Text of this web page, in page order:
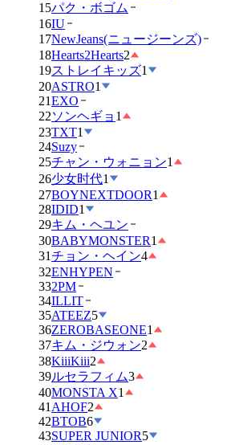
15パク・ボゴム
16IU
17NewJeans(ニュージーンズ)
18Hearts2Hearts2
19ストレイキッズ1
20ASTRO1
21EXO
22ソンヘギョ 1
23TXT1
24Suzy
25チャン・ウォニョン1
26少女时代1
27BOYNEXTDOOR1
28IDID1
29キム・ヘユン
30BABYMONSTER1
31チョン・ヘイン4
32ENHYPEN
332PM
34ILLIT
35ATEEZ5
36ZEROBASEONE1
37キム・ジウォン2
38KiiiKiii2
39ルセラフィム3
40MONSTA X1
41 AHOF2
42BTOB6
43SUPER JUNIOR5